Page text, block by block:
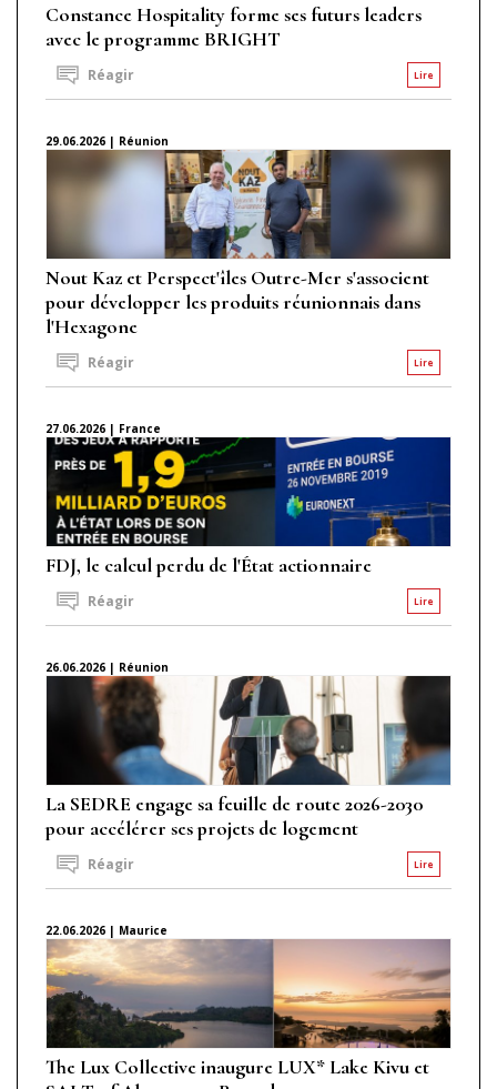
Constance Hospitality forme ses futurs leaders
avec le programme BRIGHT
Lire
Réagir
29.06.2026 | Réunion
Nout Kaz et Perspect'îles Outre-Mer s'associent
pour développer les produits réunionnais dans
l'Hexagone
Lire
Réagir
27.06.2026 | France
FDJ, le calcul perdu de l'État actionnaire
Lire
Réagir
26.06.2026 | Réunion
La SEDRE engage sa feuille de route 2026-2030
pour accélérer ses projets de logement
Lire
Réagir
22.06.2026 | Maurice
The Lux Collective inaugure LUX* Lake Kivu et